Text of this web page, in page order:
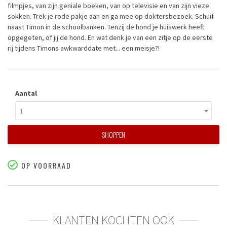
filmpjes, van zijn geniale boeken, van op televisie en van zijn vieze
sokken. Trek je rode pakje aan en ga mee op doktersbezoek. Schuif
naast Timon in de schoolbanken. Tenzij de hond je huiswerk heeft
opgegeten, of jij de hond. En wat denk je van een zitje op de eerste
rij tijdens Timons awkwarddate met... een meisje?!
Aantal
1
SHOPPEN
OP VOORRAAD
KLANTEN KOCHTEN OOK